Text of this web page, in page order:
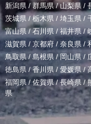
新潟県 /群馬県/山梨県 /
茨城県 / 栃木県 / 埼玉県 /
富山県 /石川県/福井県/
滋賀県 / 京都府 / 奈良県 /
鳥取県/ 島根県 /岡山県/
徳島県 /香川県 / 愛媛県/
福岡県/佐賀県/長崎県 /
県